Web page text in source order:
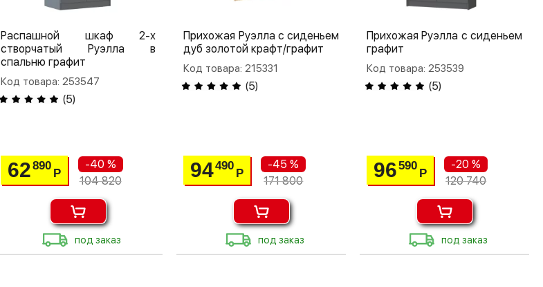
Распашной шкаф 2-х
створчатый Руэлла в
спальню графит
Код товара: 253547
(5)
62890
Р
-40 %
104 820
под заказ
Прихожая Руэлла с сиденьем
дуб золотой крафт/графит
Код товара: 215331
(5)
94490
Р
-45 %
171 800
под заказ
Прихожая Руэлла с сиденьем
графит
Код товара: 253539
(5)
96590
Р
-20 %
120 740
под заказ